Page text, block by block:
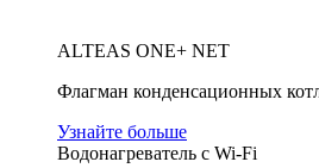
ALTEAS ONE+ NET
Флагман конденсационных
Узнайте больше
Водонагреватель с Wi-Fi